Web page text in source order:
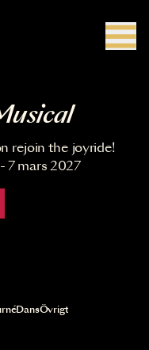
rejoin the joyride!
7 mars 2027
DansÖvrigt